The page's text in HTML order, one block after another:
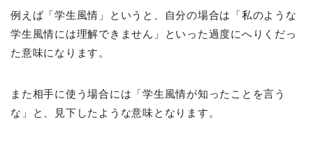
例えば「学生風情」というと、自分の場合は「私のような
学生風情には理解できません」といった過度にへりくだっ
た意味になります。
また相手に使う場合には「学生風情が知ったことを言う
な」と、見下したような意味となります。